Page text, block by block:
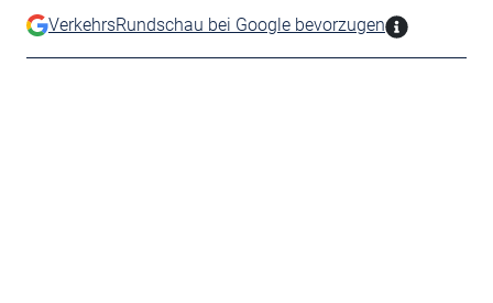
VerkehrsRundschau bei Google bevorzugen